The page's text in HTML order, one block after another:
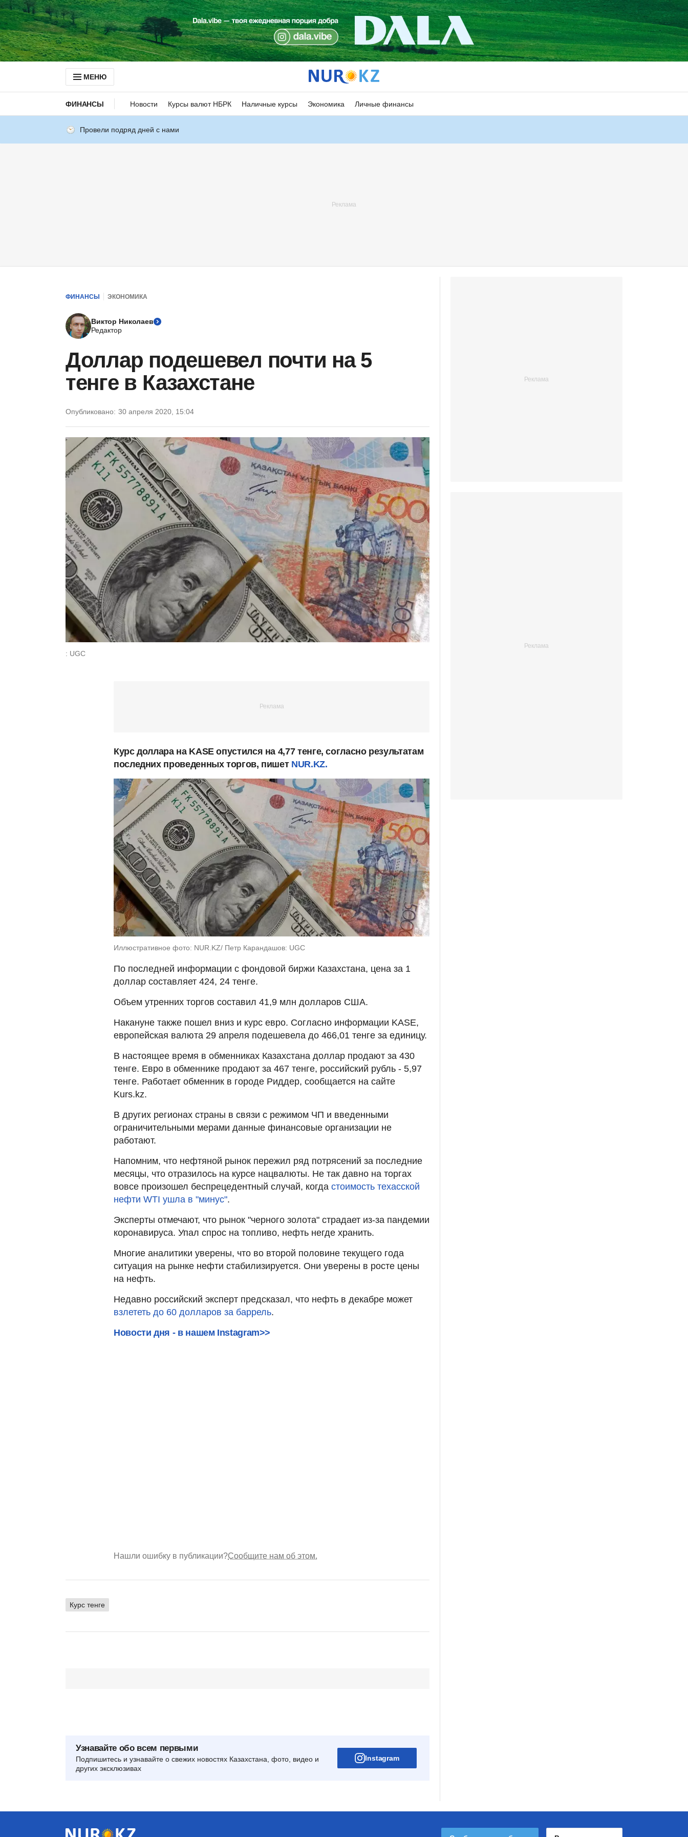
МЕНЮ
ФИНАНСЫ Новости Курсы валют НБРК Наличные курсы Экономика Личные финансы
Провели подряд дней с нами
ФИНАНСЫ ЭКОНОМИКА
Виктор Николаев
Редактор
Доллар подешевел почти на 5
тенге в Казахстане
Опубликовано: 30 апреля 2020, 15:04
: UGC
Курс доллара на KASE опустился на 4,77 тенге, согласно результатам
последних проведенных торгов, пишетNUR.KZ.
Иллюстративное фото: NUR.KZ/ Петр Карандашов: UGC
По последней информации с фондовой биржи Казахстана, цена за 1
доллар составляет 424, 24 тенге.
Объем утренних торгов составил 41,9 млн долларов США.
Накануне также пошел вниз и курс евро. Согласно информации KASE,
европейская валюта 29 апреля подешевела до 466,01 тенге за единицу.
В настоящее время в обменниках Казахстана доллар продают за 430
тенге. Евро в обменнике продают за 467 тенге, российский рубль - 5,97
тенге. Работает обменник в городе Риддер, сообщается на сайте
Kurs.kz.
В других регионах страны в связи с режимом ЧП и введенными
ограничительными мерами данные финансовые организации не
работают.
Напомним, что нефтяной рынок пережил ряд потрясений за последние
месяцы, что отразилось на курсе нацвалюты. Не так давно на торгах
вовсе произошел беспрецедентный случай, когда стоимость техасской
нефти WTI ушла в "минус".
Эксперты отмечают, что рынок "черного золота" страдает из-за пандемии
коронавируса. Упал спрос на топливо, нефть негде хранить.
Многие аналитики уверены, что во второй половине текущего года
ситуация на рынке нефти стабилизируется. Они уверены в росте цены
на нефть.
Недавно российский эксперт предсказал, что нефть в декабре может
взлететь до 60 долларов за баррель.
Новости дня - в нашем Instagram>>
Нашли ошибку в публикации?Сообщите нам об этом.
Курс тенге
Узнавайте обо всем первыми
Подпишитесь и узнавайте о свежих новостях Казахстана, фото, видео и
других эксклюзивах
Instagram